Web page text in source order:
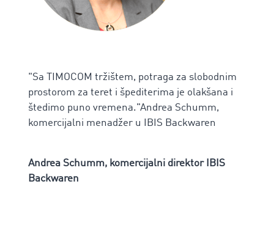
"Sa TIMOCOM tržištem, potraga za slobodnim
prostorom za teret i špediterima je olakšana i
štedimo puno vremena."Andrea Schumm,
komercijalni menadžer u IBIS Backwaren
Andrea Schumm, komercijalni direktor IBIS
Backwaren